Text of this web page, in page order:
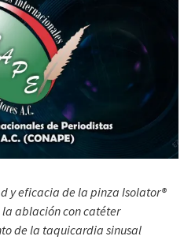
y eficacia de la pinza Isolator®
la ablación con catéter
de la taquicardia sinusal